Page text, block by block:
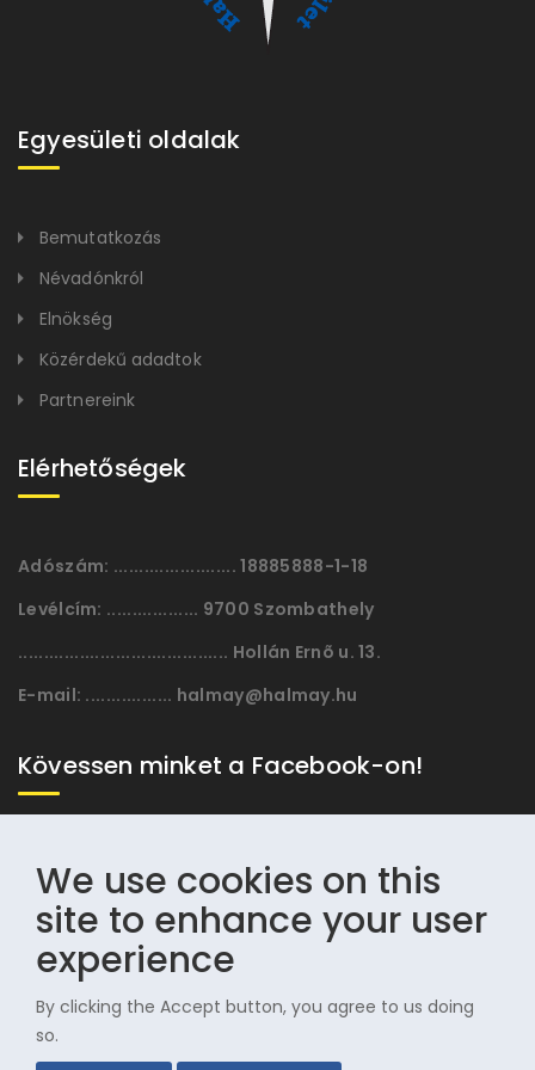
Egyesületi oldalak
Bemutatkozás
Névadónkról
Elnökség
Közérdekű adadtok
Partnereink
Elérhetőségek
Adószám: ........................ 18885888-1-18
Levélcím: .................. 9700 Szombathely
......................................... Hollán Ernõ u. 13.
E-mail: ................. halmay@halmay.hu
Kövessen minket a Facebook-on!
© 1996-2025 Halmay Zoltán Olimpiai Hagyományörző
We use cookies on this
site to enhance your user
experience
By clicking the Accept button, you agree to us doing
so.